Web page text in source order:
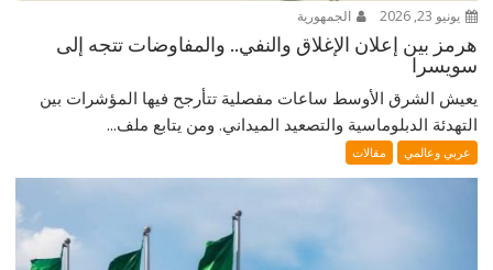
يونيو 23, 2026 الجمهورية
هرمز بين إعلان الإغلاق والنفي.. والمفاوضات تتجه إلى
سويسرا
يعيش الشرق الأوسط ساعات مفصلية تتأرجح فيها المؤشرات بين
التهدئة الدبلوماسية والتصعيد الميداني. ومن يتابع ملف...
عربي وعالمي مقالات